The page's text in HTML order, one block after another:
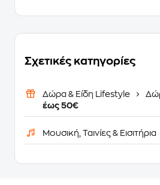
Σχετικές κατηγορίες
Δώρα & Είδη Lifestyle
έως 50€
Μουσική, Ταινίες & Εισιτήρια